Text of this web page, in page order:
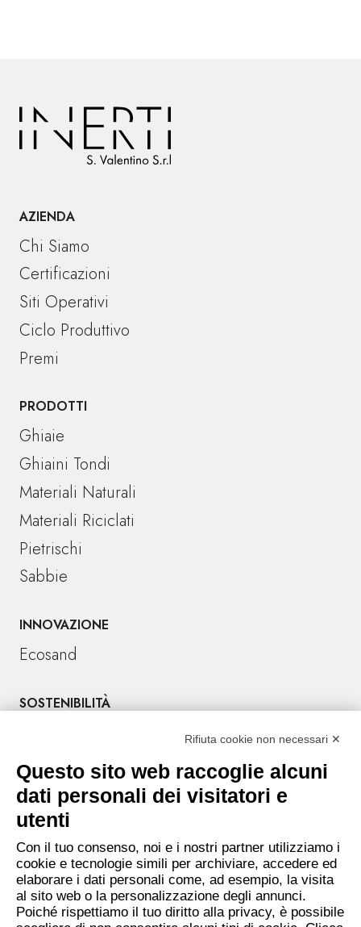
AZIENDA
Chi Siamo
Certificazioni
Siti Operativi
Ciclo Produttivo
Premi
PRODOTTI
Ghiaie
Ghiaini Tondi
Materiali Naturali
Materiali Riciclati
Pietrischi
Sabbie
INNOVAZIONE
Ecosand
SOSTENIBILITÀ
Tel. +39 045 6701666
Sede amministrativa: Località Crocioni 46/H
37012 Bussolengo (Verona) – Italy
P.IVA e CF 02028830236
E-mail: info@inertisanvalentino.it
PEC:inertisanvalentino@legalmail.it
Rifiuta cookie non necessari ✕
Questo sito web raccoglie alcuni
dati personali dei visitatori e
utenti
Con il tuo consenso, noi e i nostri partner utilizziamo i
cookie e tecnologie simili per archiviare, accedere ed
elaborare i dati personali come, ad esempio, la visita
al sito web o la personalizzazione degli annunci.
Poiché rispettiamo il tuo diritto alla privacy, è possibile